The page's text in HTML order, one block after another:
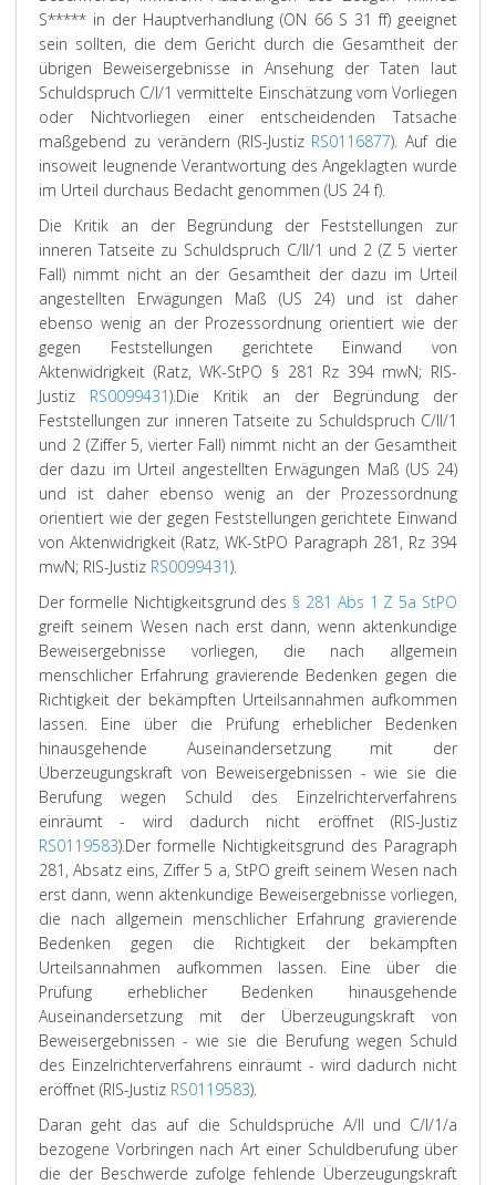
S***** in der Hauptverhandlung (ON 66 S 31 ff) geeignet
sein sollten, die dem Gericht durch die Gesamtheit der
übrigen Beweisergebnisse in Ansehung der Taten laut
Schuldspruch C/I/1 vermittelte Einschätzung vom Vorliegen
oder Nichtvorliegen einer entscheidenden Tatsache
maßgebend zu verändern (RIS-Justiz RS0116877). Auf die
insoweit leugnende Verantwortung des Angeklagten wurde
im Urteil durchaus Bedacht genommen (US 24 f).
Die Kritik an der Begründung der Feststellungen zur
inneren Tatseite zu Schuldspruch C/II/1 und 2 (Z 5 vierter
Fall) nimmt nicht an der Gesamtheit der dazu im Urteil
angestellten Erwägungen Maß (US 24) und ist daher
ebenso wenig an der Prozessordnung orientiert wie der
gegen Feststellungen gerichtete Einwand von
Aktenwidrigkeit (Ratz, WK-StPO § 281 Rz 394 mwN; RIS-
Justiz RS0099431).Die Kritik an der Begründung der
Feststellungen zur inneren Tatseite zu Schuldspruch C/II/1
und 2 (Ziffer 5, vierter Fall) nimmt nicht an der Gesamtheit
der dazu im Urteil angestellten Erwägungen Maß (US 24)
und ist daher ebenso wenig an der Prozessordnung
orientiert wie der gegen Feststellungen gerichtete Einwand
von Aktenwidrigkeit (Ratz, WK-StPO Paragraph 281, Rz 394
mwN; RIS-Justiz RS0099431).
Der formelle Nichtigkeitsgrund des § 281 Abs 1 Z 5a StPO
greift seinem Wesen nach erst dann, wenn aktenkundige
Beweisergebnisse vorliegen, die nach allgemein
menschlicher Erfahrung gravierende Bedenken gegen die
Richtigkeit der bekämpften Urteilsannahmen aufkommen
lassen. Eine über die Prüfung erheblicher Bedenken
hinausgehende Auseinandersetzung mit der
Überzeugungskraft von Beweisergebnissen - wie sie die
Berufung wegen Schuld des Einzelrichterverfahrens
einräumt - wird dadurch nicht eröffnet (RIS-Justiz
RS0119583).Der formelle Nichtigkeitsgrund des Paragraph
281, Absatz eins, Ziffer 5 a, StPO greift seinem Wesen nach
erst dann, wenn aktenkundige Beweisergebnisse vorliegen,
die nach allgemein menschlicher Erfahrung gravierende
Bedenken gegen die Richtigkeit der bekämpften
Urteilsannahmen aufkommen lassen. Eine über die
Prüfung erheblicher Bedenken hinausgehende
Auseinandersetzung mit der Überzeugungskraft von
Beweisergebnissen - wie sie die Berufung wegen Schuld
des Einzelrichterverfahrens einräumt - wird dadurch nicht
eröffnet (RIS-Justiz RS0119583).
Daran geht das auf die Schuldsprüche A/II und C/I/1/a
bezogene Vorbringen nach Art einer Schuldberufung über
die der Beschwerde zufolge fehlende Überzeugungskraft